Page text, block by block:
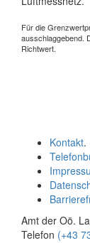
Für die
ausschlaggebend.
Richtwert.
Kontakt.
Amt der Oö.
Telefon (+43